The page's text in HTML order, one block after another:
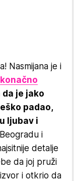
Nasmijana je i
konačno
je jako
padao,
ljubav i
i
detalje
da joj pruži
i otkrio da